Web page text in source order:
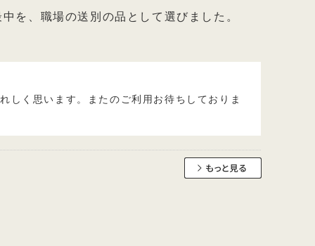
を、職場の送別の品として選びました。
しく思います。またのご利用お待ちしておりま